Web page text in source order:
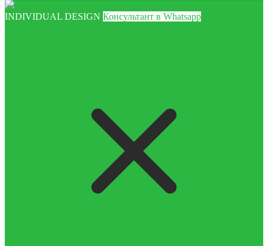
INDIVIDUAL DESIGN Консультант в Whatsapp